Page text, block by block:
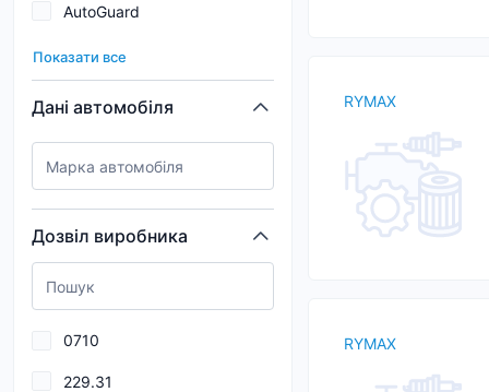
AutoGuard
BARDAHL
BOSCH
Brembo
COASTAL
DELPHI
Drydene
Показати все
Дані автомобіля
Дозвіл виробника
0710
229.31
RYMAX
RYMAX